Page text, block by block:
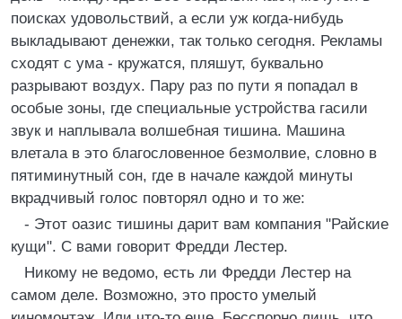
поисках удовольствий, а если уж когда-нибудь
выкладывают денежки, так только сегодня. Рекламы
сходят с ума - кружатся, пляшут, буквально
разрывают воздух. Пару раз по пути я попадал в
особые зоны, где специальные устройства гасили
звук и наплывала волшебная тишина. Машина
влетала в это благословенное безмолвие, словно в
пятиминутный сон, где в начале каждой минуты
вкрадчивый голос повторял одно и то же:
- Этот оазис тишины дарит вам компания "Райские
кущи". С вами говорит Фредди Лестер.
Никому не ведомо, есть ли Фредди Лестер на
самом деле. Возможно, это просто умелый